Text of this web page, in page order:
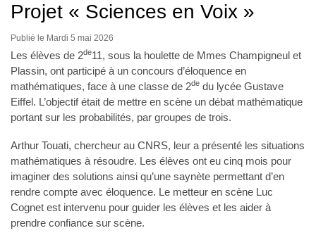
Projet « Sciences en Voix »
Publié le Mardi 5 mai 2026
Les élèves de 2de11, sous la houlette de Mmes Champigneul et
Plassin, ont participé à un concours d’éloquence en
mathématiques, face à une classe de 2de du lycée Gustave
Eiffel. L’objectif était de mettre en scène un débat mathématique
portant sur les probabilités, par groupes de trois.
Arthur Touati, chercheur au CNRS, leur a présenté les situations
mathématiques à résoudre. Les élèves ont eu cinq mois pour
imaginer des solutions ainsi qu’une saynète permettant d’en
rendre compte avec éloquence. Le metteur en scène Luc
Cognet est intervenu pour guider les élèves et les aider à
prendre confiance sur scène.